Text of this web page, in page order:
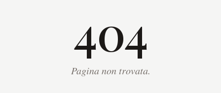
404
Pagina non trovata.